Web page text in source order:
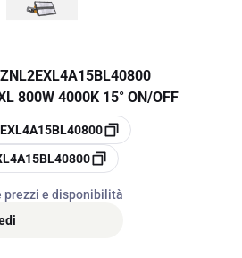
800W 4000K 15° ON/OFF
prezzi e disponibilità